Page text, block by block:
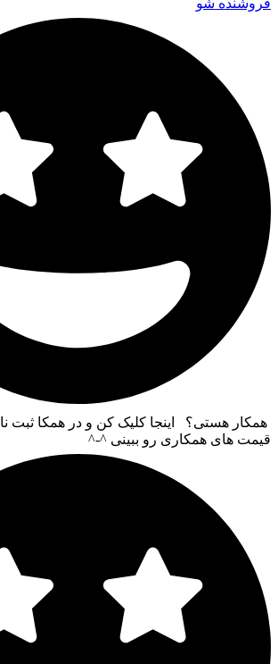
فروشنده شو
همکار هستی؟ اینجا کلیک کن و در همکا ثبت
قیمت های همکاری رو ببینی ^-^